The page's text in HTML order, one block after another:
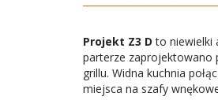
Projekt Z3 D to niewielki
parterze zaprojektowano
grillu. Widna kuchnia
miejsca na szafy